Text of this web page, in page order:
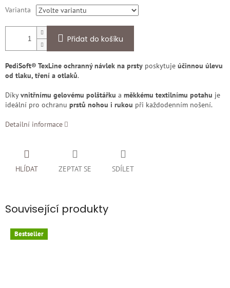
Varianta
Přidat do košíku
PediSoft® TexLine ochranný návlek na prsty poskytuje účinnou úlevu
od tlaku, tření a otlaků.
Díkyvnitřnímu gelovému polštářku a měkkému textilnímu potahu je
ideální pro ochranu prstů nohou i rukou při každodenním nošení.
Detailní informace
ZEPTAT SE
HLÍDAT SDÍLET
Související produkty
Bestseller